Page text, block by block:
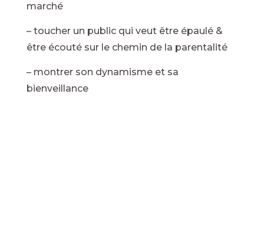
marché
– toucher un public qui veut être épaulé &
être écouté sur le chemin de la parentalité
– montrer son dynamisme et sa
bienveillance